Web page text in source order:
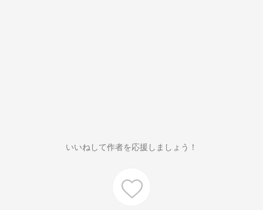
いいねして作者を応援しましょう！